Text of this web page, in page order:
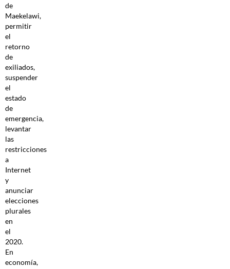
de
Maekelawi,
permitir
el
retorno
de
exiliados,
suspender
el
estado
de
emergencia,
levantar
las
restricciones
a
Internet
y
anunciar
elecciones
plurales
en
el
2020.
En
economía,